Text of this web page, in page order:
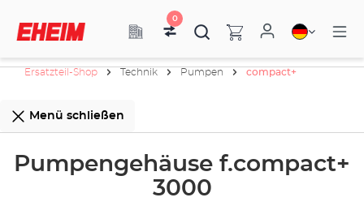
0
Ersatzteil-Shop Technik Pumpen compact+
Menü schließen
Pumpengehäuse f.compact+
3000